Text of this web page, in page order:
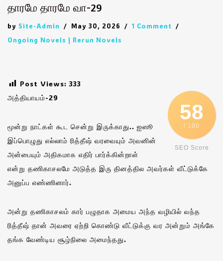
தாரமே தாரமே வா-29
by Site-Admin May 30, 2026
1 Comment
Ongoing Novels | Rerun Novels
Post Views: 333
58
/ 100
SEO Score
அத்தியாயம்-29
மூன்று நாட்கள் கூட சென்று இருக்காது.. ஐஸூ
இப்பொழுது எல்லாம் ரித்தீஷ் வரவையும் அவனின்
அன்பையும் அதிகமாக எதிர் பார்க்கின்றாள்
என்று தணிகாசலமே அடுத்த இரு தினத்தில அவர்கள் வீட்டுக்கே
அனுப்ப எண்ணினார்.
அன்று தணிகாசலம் கார் பழுதாக அமைய அந்த வழியில் வந்த
ரித்தீஷ் தான் அவரை ஏற்றி கொண்டு வீட்டுக்கு வர அன்றும் அங்கே
தங்க வேண்டிய சூழ்நிலை அமைந்தது.